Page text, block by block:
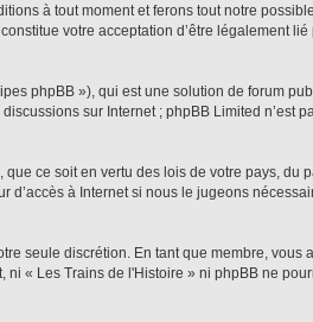
à tout moment et ferons tout notre
votre acceptation d’être légalement
phpBB »), qui est une solution de forum
sur Internet ; phpBB Limited n’est
ce soit en vertu des lois de votre pays, du
à Internet si nous le jugeons
seule discrétion. En tant que membre, vous
« Les Trains de l'Histoire » ni phpBB ne